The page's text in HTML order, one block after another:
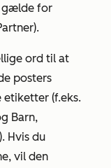
gælde for
).
ord til at
posters
(f.eks.
Barn,
). Hvis du
vil den